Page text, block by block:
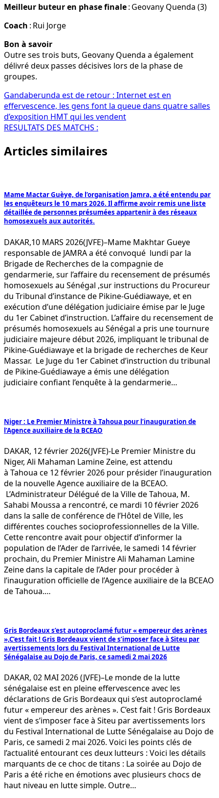
Meilleur buteur en phase finale: Geovany Quenda (3)
Coach : Rui Jorge
Bon à savoir
Outre ses trois buts, Geovany Quenda a également
délivré deux passes décisives lors de la phase de
groupes.
Navigation
de
l’article
Gandaberunda est de retour : Internet est en
effervescence, les gens font la queue dans quatre salles
d’exposition HMT qui les vendent
RESULTATS DES MATCHS :
Articles similaires
Mame Mactar Guèye, de l’organisation Jamra, a été entendu par
les enquêteurs le 10 mars 2026. Il affirme avoir remis une liste
détaillée de personnes présumées appartenir à des réseaux
homosexuels aux autorités.
DAKAR,10 MARS 2026(JVFE)–Mame Makhtar Gueye
responsable de JAMRA a été convoqué lundi par la
Brigade de Recherches de la compagnie de
gendarmerie, sur l’affaire du recensement de présumés
homosexuels au Sénégal ,sur instructions du Procureur
du Tribunal d’instance de Pikine-Guédiawaye, et en
exécution d’une délégation judiciaire émise par le Juge
du 1er Cabinet d’instruction. L’affaire du recensement de
présumés homosexuels au Sénégal a pris une tournure
judiciaire majeure début 2026, impliquant le tribunal de
Pikine-Guédiawaye et la brigade de recherches de Keur
Massar. Le Juge du 1er Cabinet d’instruction du tribunal
de Pikine-Guédiawaye a émis une délégation
judiciaire confiant l’enquête à la gendarmerie…
Niger : Le Premier Ministre à Tahoua pour l’inauguration de
l’Agence auxiliaire de la BCEAO
DAKAR, 12 février 2026(JVFE)-Le Premier Ministre du
Niger, Ali Mahaman Lamine Zeine, est attendu
à Tahoua ce 12 février 2026 pour présider l’inauguration
de la nouvelle Agence auxiliaire de la BCEAO.
L’Administrateur Délégué de la Ville de Tahoua, M.
Sahabi Moussa a rencontré, ce mardi 10 février 2026
dans la salle de conférence de l’Hôtel de Ville, les
différentes couches socioprofessionnelles de la Ville.
Cette rencontre avait pour objectif d’informer la
population de l’Ader de l’arrivée, le samedi 14 février
prochain, du Premier Ministre Ali Mahaman Lamine
Zeine dans la capitale de l’Ader pour procéder à
l’inauguration officielle de l’Agence auxiliaire de la BCEAO
de Tahoua.…
Gris Bordeaux s’est autoproclamé futur « empereur des arènes
»,C’est fait ! Gris Bordeaux vient de s’imposer face à Siteu par
avertissements lors du Festival International de Lutte
Sénégalaise au Dojo de Paris, ce samedi 2 mai 2026
DAKAR, 02 MAI 2026 (JVFE)–Le monde de la lutte
sénégalaise est en pleine effervescence avec les
déclarations de Gris Bordeaux qui s’est autoproclamé
futur « empereur des arènes ». C’est fait ! Gris Bordeaux
vient de s’imposer face à Siteu par avertissements lors
du Festival International de Lutte Sénégalaise au Dojo de
Paris, ce samedi 2 mai 2026. Voici les points clés de
l’actualité entourant ces deux lutteurs : Voici les détails
marquants de ce choc de titans : La soirée au Dojo de
Paris a été riche en émotions avec plusieurs chocs de
haut niveau en lutte simple. Outre…